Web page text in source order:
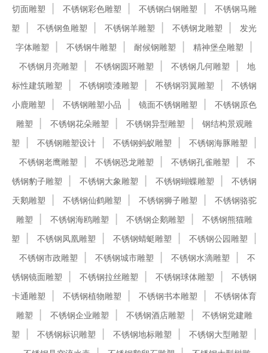
切面雕塑
不锈钢彩色雕塑 不锈钢白钢雕塑
不锈钢马雕
塑
不锈钢鱼雕塑 不锈钢羊雕塑 不锈钢龙雕塑
发光
字体雕塑
不锈钢牛雕塑 耐候钢雕塑
精神堡垒雕塑
不锈钢月亮雕塑
不锈钢圆环雕塑 不锈钢几何雕塑
地
标性建筑雕塑
不锈钢喷漆雕塑 不锈钢羽翼雕塑
不锈钢
小鹿雕塑
不锈钢雕塑小品 镜面不锈钢雕塑
不锈钢原色
雕塑
不锈钢花朵雕塑 不锈钢异型雕塑
钢结构景观雕
塑
不锈钢雕塑设计 不锈钢蚂蚁雕塑
不锈钢海豚雕塑
不锈钢老鹰雕塑
不锈钢恐龙雕塑 不锈钢孔雀雕塑
不
锈钢豹子雕塑
不锈钢大象雕塑 不锈钢蝴蝶雕塑
不锈钢
天鹅雕塑
不锈钢仙鹤雕塑 不锈钢狮子雕塑
不锈钢骆驼
雕塑
不锈钢海鸥雕塑 不锈钢企鹅雕塑
不锈钢熊猫雕
塑
不锈钢凤凰雕塑 不锈钢蜻蜓雕塑
不锈钢公园雕塑
不锈钢市政雕塑
不锈钢城市雕塑 不锈钢水滴雕塑
不
锈钢镜面雕塑
不锈钢拉丝雕塑 不锈钢球体雕塑
不锈钢
卡通雕塑
不锈钢植物雕塑 不锈钢书本雕塑
不锈钢体育
雕塑
不锈钢企业雕塑 不锈钢酒店雕塑
不锈钢党建雕
塑
不锈钢标识雕塑 不锈钢地标雕塑
不锈钢大型雕塑